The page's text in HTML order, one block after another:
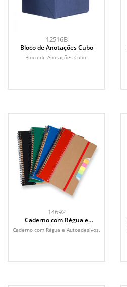
12516B
Bloco de Anotações Cubo
Bloco de Anotações Cubo.
14692
Caderno com Régua e
Autoadesivos
Caderno com Régua e Autoadesivos.